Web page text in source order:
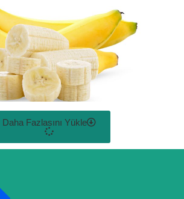
Daha Fazlasını Yükle